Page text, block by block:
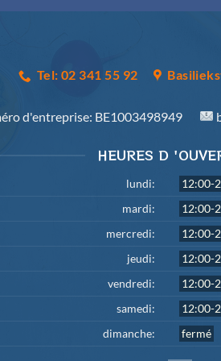
Tel: 02 341 55 92
d'entreprise: BE1003498949
HEURES D
lundi:
12:00-
mardi:
12:00-
mercredi:
12:00-
jeudi:
12:00-
vendredi:
12:00-
samedi:
12:00-
dimanche:
fermé